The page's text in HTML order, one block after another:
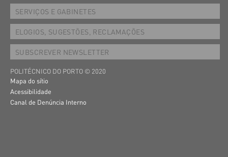
SERVIÇOS E GABINETES
ELOGIOS, SUGESTÕES, RECLAMAÇÕES
SUBSCREVER NEWSLETTER
POLITÉCNICO DO PORTO © 2020
Mapa do sítio
Acessibilidade
Canal de Denúncia Interno